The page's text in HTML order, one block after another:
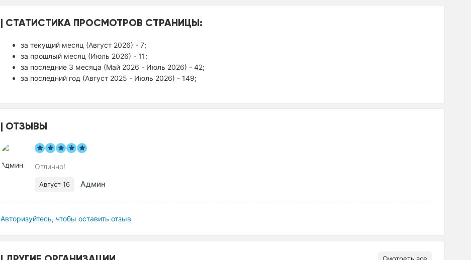
СТАТИСТИКА ПРОСМОТРОВ СТРАНИЦЫ:
за текущий месяц (Август 2026) - 7;
за прошлый месяц (Июль 2026) - 11;
за последние 3 месяца (Май 2026 - Июль 2026) - 42;
за последний год (Август 2025 - Июль 2026) - 149;
ОТЗЫВЫ
Отлично!
Август 16 Админ
Авторизуйтесь, чтобы оставить отзыв